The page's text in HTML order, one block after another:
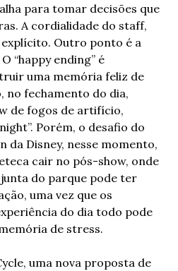
para tomar decisões que
A cordialidade do staff,
Outro ponto é a
“happy ending” é
uma memória feliz de
no fechamento do dia,
de fogos de artifício,
Porém, o desafio do
da Disney, nesse momento,
cair no pós-show, onde
do parque pode ter
uma vez que os
do dia todo pode
de stress.
uma nova proposta de